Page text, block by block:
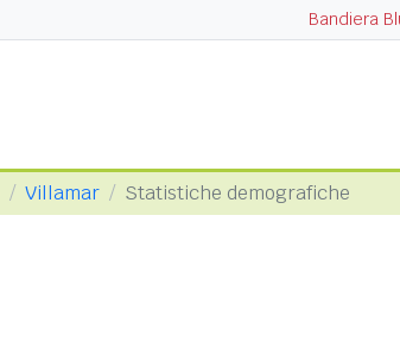
Bandiera
Villamar Statistiche demografiche